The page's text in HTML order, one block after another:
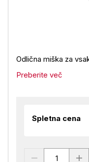
Odlična miška za
Preberite več
Spletna cena